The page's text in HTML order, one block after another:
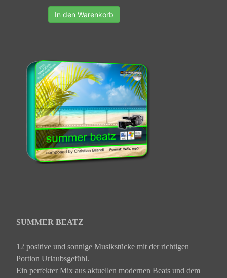
In den Warenkorb
SUMMER BEATZ
12 positive und sonnige Musikstücke mit der richtigen
Portion Urlaubsgefühl.
Ein perfekter Mix aus aktuellen modernen Beats und dem